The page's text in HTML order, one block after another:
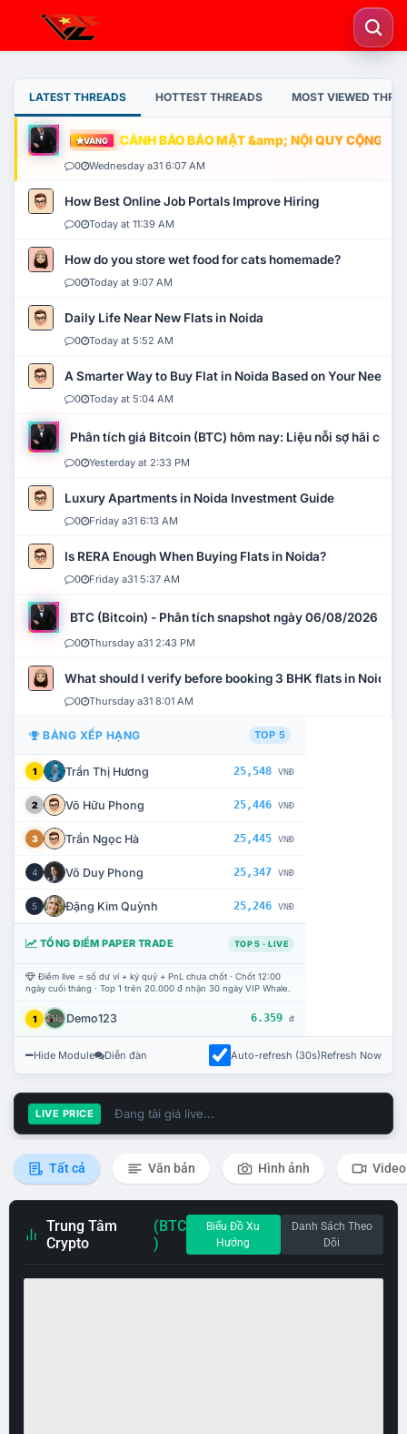
LATEST THREADS HOTTEST THREADS MOST VIEWED
VÀNG CẢNH BÁO BẢO MẬT &amp; NỘI QUY CỘNG
0 Wednesday a31 6:07 AM
How Best Online Job Portals Improve Hiring
0 Today at 11:39 AM
How do you store wet food for cats homemade?
0 Today at 9:07 AM
Daily Life Near New Flats in Noida
0 Today at 5:52 AM
A Smarter Way to Buy Flat in Noida Based on Your Needs
0 Today at 5:04 AM
Phân tích giá Bitcoin (BTC) hôm nay: Liệu nỗi sợ hãi có
0 Yesterday at 2:33 PM
Luxury Apartments in Noida Investment Guide
0 Friday a31 6:13 AM
Is RERA Enough When Buying Flats in Noida?
0 Friday a31 5:37 AM
BTC (Bitcoin) - Phân tích snapshot ngày 06/08/2026
0 Thursday a31 2:43 PM
What should I verify before booking 3 BHK flats in Noida?
0 Thursday a31 8:01 AM
BẢNG XẾP HẠNG TOP 5
1 Trần Thị Hương 25,548 VNĐ
2 Võ Hữu Phong 25,446 VNĐ
3 Trần Ngọc Hà 25,445 VNĐ
4 Võ Duy Phong 25,347 VNĐ
5 Đặng Kim Quỳnh 25,246 VNĐ
TỔNG ĐIỂM PAPER TRADE TOP 5 · LIVE
Điểm live = số dư ví + ký quỹ + PnL chưa chốt · Chốt 12:00
ngày cuối tháng · Top 1 trên 20.000 đ nhận 30 ngày VIP Whale.
1 Demo123 6.359 đ
Hide Module Diễn đàn Auto-refresh (30s)Refresh Now
LIVE PRICE Đang tải giá live...
Tất cả Văn bản Hình ảnh Video
Trung Tâm
Crypto
(BTC
)
Biểu Đồ Xu
Hướng
Danh Sách Theo
Dõi